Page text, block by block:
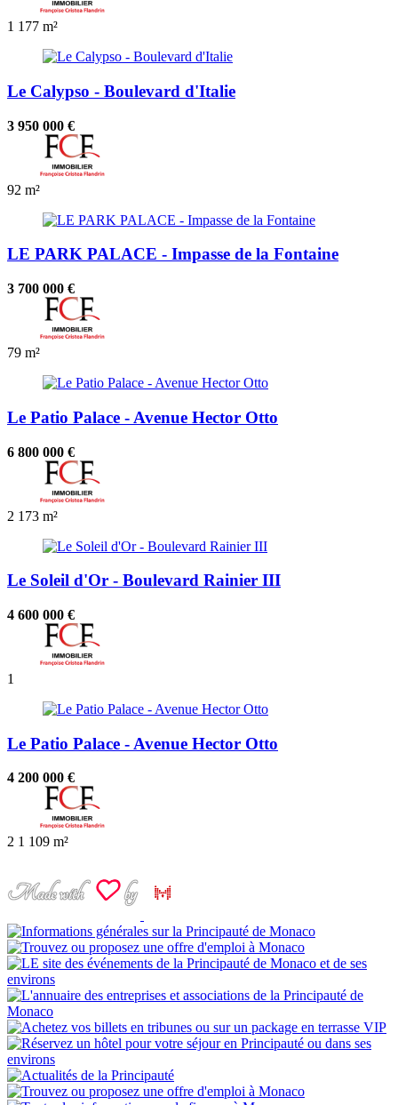
1 177 m²
Le Calypso - Boulevard d'Italie
3 950 000 €
92 m²
LE PARK PALACE - Impasse de la Fontaine
3 700 000 €
79 m²
Le Patio Palace - Avenue Hector Otto
6 800 000 €
2 173 m²
Le Soleil d'Or - Boulevard Rainier III
4 600 000 €
1
Le Patio Palace - Avenue Hector Otto
4 200 000 €
2 1 109 m²